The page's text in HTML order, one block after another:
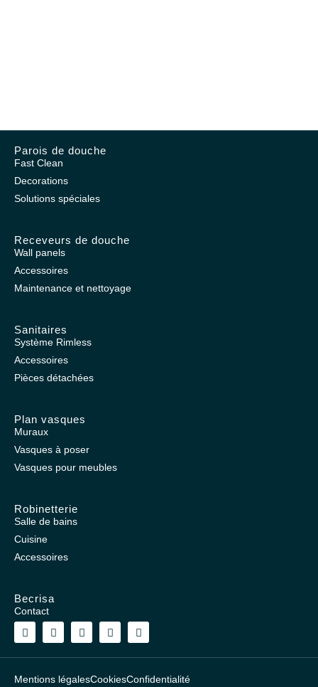
Parois de douche
Fast Clean
Decorations
Solutions spéciales
Receveurs de douche
Wall panels
Accessoires
Maintenance et nettoyage
Sanitaires
Système Rimless
Accessoires
Pièces détachées
Plan vasques
Muraux
Vasques à poser
Vasques pour meubles
Robinetterie
Salle de bains
Cuisine
Accessoires
Becrisa
Contact
Mentions légalesCookiesConfidentialité